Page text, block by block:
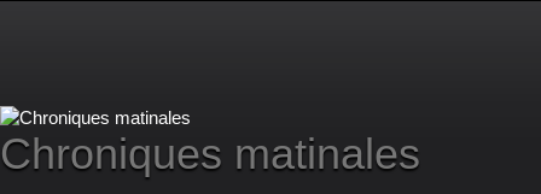
Chroniques matinales